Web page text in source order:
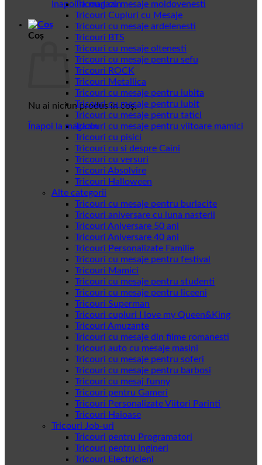
Înapoi la magazin
Coș
Nu ai niciun produs în coș.
Înapoi la magazin
Tricouri cu mesaje moldovenesti
Tricouri Cupluri cu Mesaje
Tricouri cu mesaje ardelenesti
Tricouri BTS
Tricouri cu mesaje oltenesti
Tricouri cu mesaje pentru sefu
Tricouri ROCK
Tricouri Metallica
Tricouri cu mesaje pentru iubita
Tricouri cu mesaje pentru iubit
Tricouri cu mesaje pentru tatici
Tricouri cu mesaje pentru viitoare mamici
Tricouri cu pisici
Tricouri cu si despre Caini
Tricouri cu versuri
Tricouri Absolvire
Tricouri Halloween
Alte categorii
Tricouri cu mesaje pentru burlacite
Tricouri aniversare cu luna nasterii
Tricouri Aniversare 50 ani
Tricouri Aniversare 40 ani
Tricouri Personalizate Familie
Tricouri cu mesaje pentru festival
Tricouri Mamici
Tricouri cu mesaje pentru studenti
Tricouri cu mesaje pentru liceeni
Tricouri Superman
Tricouri cupluri I love my Queen&King
Tricouri Amuzante
Tricouri cu mesaje din filme romanesti
Tricouri auto cu mesaje masini
Tricouri cu mesaje pentru soferi
Tricouri cu mesaje pentru barbosi
Tricouri cu mesaj funny
Tricouri pentru Gameri
Tricouri Personalizate Viitori Parinti
Tricouri Haioase
Tricouri Job-uri
Tricouri pentru Programatori
Tricouri pentru ingineri
Tricouri Electricieni